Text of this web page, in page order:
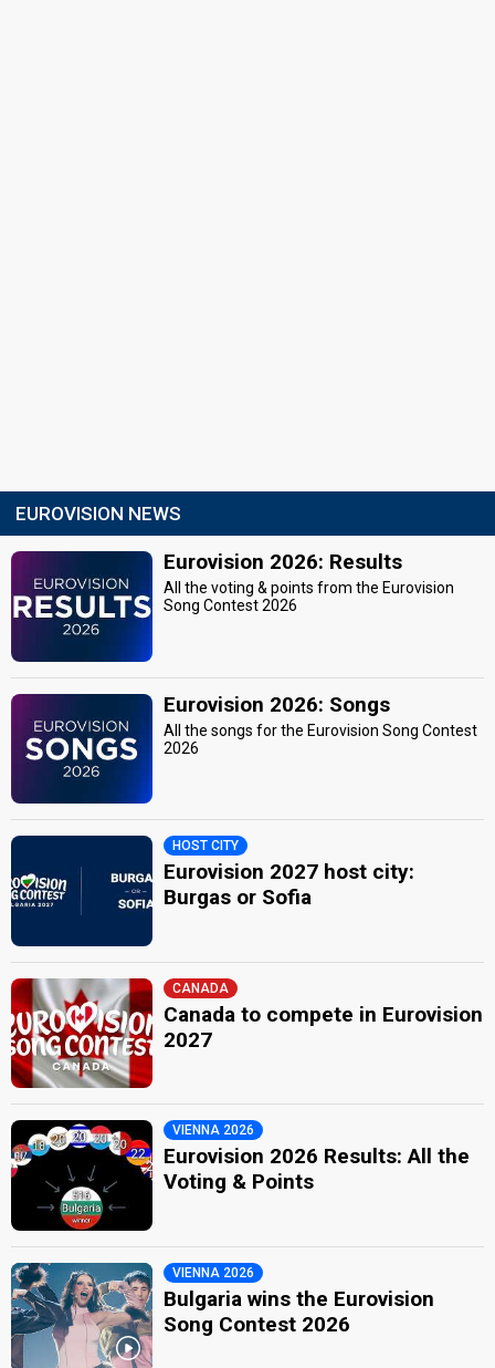
EUROVISION NEWS
Eurovision 2026: Results
All the voting & points from the Eurovision
Song Contest 2026
Eurovision 2026: Songs
All the songs for the Eurovision Song Contest
2026
HOST CITY
Eurovision 2027 host city:
Burgas or Sofia
CANADA
Canada to compete in Eurovision
2027
VIENNA 2026
Eurovision 2026 Results: All the
Voting & Points
VIENNA 2026
Bulgaria wins the Eurovision
Song Contest 2026